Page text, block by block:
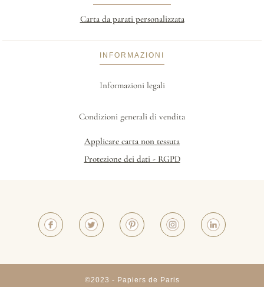
Carta da parati personalizzata
INFORMAZIONI
Informazioni legali
Condizioni generali di vendita
Applicare carta non tessuta
Protezione dei dati - RGPD
©2023 - Papiers de Paris